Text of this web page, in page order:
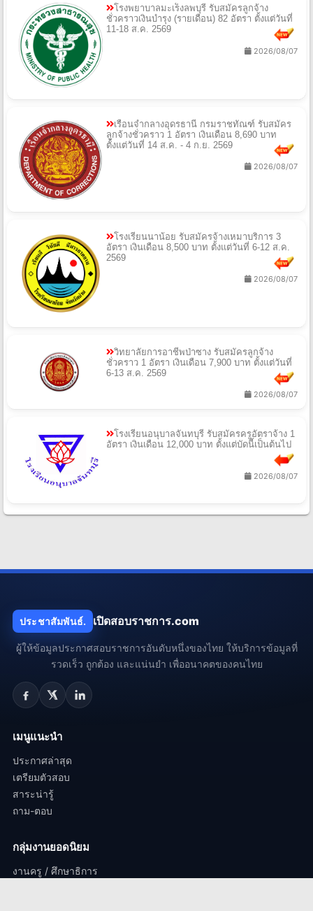
โรงพยาบาลมะเร็งลพบุรี รับสมัครลูกจ้าง
ชั่วคราวเงินบำรุง (รายเดือน) 82 อัตรา ตั้งแต่วันที่
11-18 ส.ค. 2569
2026/08/07
เรือนจำกลางอุดรธานี กรมราชทัณฑ์ รับสมัคร
ลูกจ้างชั่วคราว 1 อัตรา เงินเดือน 8,690 บาท
ตั้งแต่วันที่ 14 ส.ค. - 4 ก.ย. 2569
2026/08/07
โรงเรียนนาน้อย รับสมัครจ้างเหมาบริการ 3
อัตรา เงินเดือน 8,500 บาท ตั้งแต่วันที่ 6-12 ส.ค.
2569
2026/08/07
วิทยาลัยการอาชีพป่าซาง รับสมัครลูกจ้าง
ชั่วคราว 1 อัตรา เงินเดือน 7,900 บาท ตั้งแต่วันที่
6-13 ส.ค. 2569
2026/08/07
โรงเรียนอนุบาลจันทบุรี รับสมัครครูอัตราจ้าง 1
อัตรา เงินเดือน 12,000 บาท ตั้งแต่บัดนี้เป็นต้นไป
2026/08/07
ประชาสัมพันธ์. เปิดสอบราชการ.com
ผู้ให้ข้อมูลประกาศสอบราชการอันดับหนึ่งของไทย ให้บริการข้อมูลที่
รวดเร็ว ถูกต้อง และแน่นยำ เพื่ออนาคตของคนไทย
เมนูแนะนำ
ประกาศล่าสุด
เตรียมตัวสอบ
สาระน่ารู้
ถาม-ตอบ
กลุ่มงานยอดนิยม
งานครู / ศึกษาธิการ